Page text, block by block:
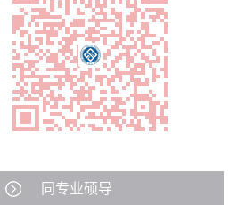
同专业硕导